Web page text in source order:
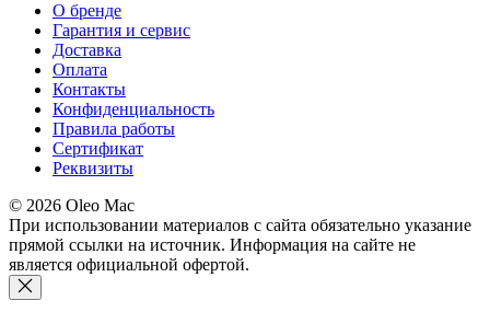
О бренде
Гарантия и сервис
Доставка
Оплата
Контакты
Конфиденциальность
Правила работы
Сертификат
Реквизиты
© 2026 Oleo Mac
При использовании материалов с сайта обязательно указание
прямой ссылки на источник. Информация на сайте не
является официальной офертой.